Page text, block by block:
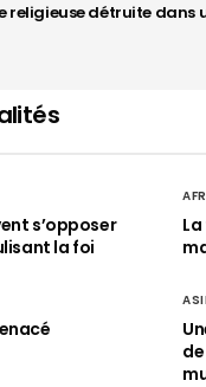
religieuse détruite dans
s’opposer
la foi